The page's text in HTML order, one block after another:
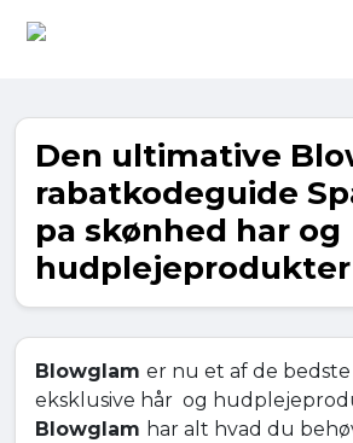
Den ultimative
rabatkodeguide
pa skønhed har og
hudplejeprodukter
Blowglam er nu et af de
eksklusive hår og
Blowglam har alt hvad du